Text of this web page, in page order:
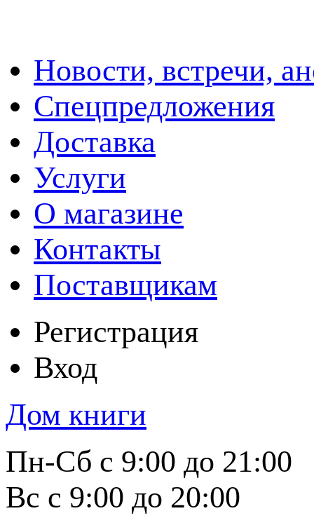
Новости, встречи,
Спецпредложения
Доставка
Услуги
О магазине
Контакты
Поставщикам
Регистрация
Вход
Дом книги
Пн-Сб с 9:00 до 21:00
Вс с 9:00 до 20:00